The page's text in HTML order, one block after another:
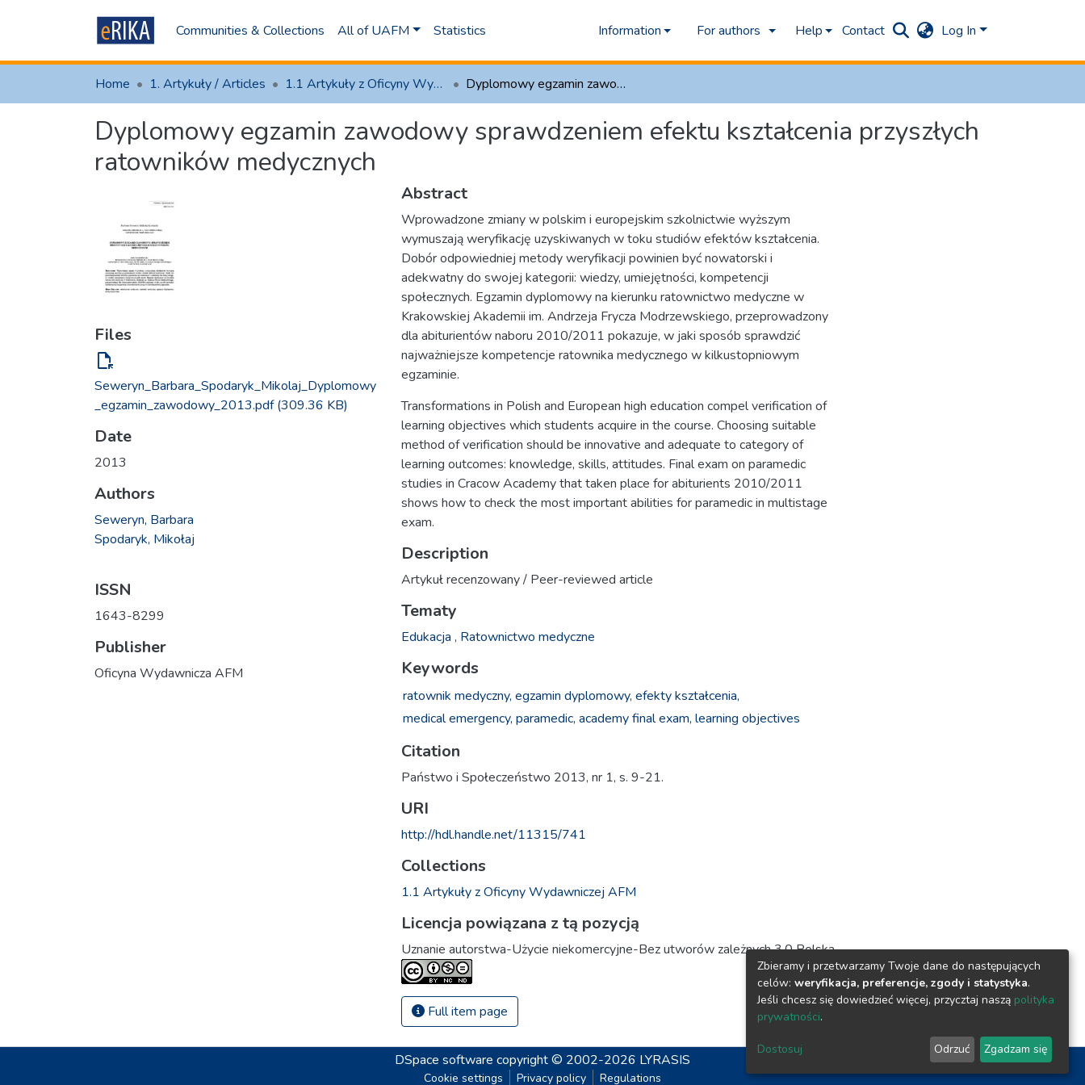
Communities & Collections All of UAFM Statistics Information For authors Help Contact Log In
Home 1. Artykuły / Articles 1.1 Artykuły z Oficyny Wydawniczej AFM Dyplomowy egzamin zawodowy sprawdzeniem efektu kształcenia przyszłych ratowników medycznych
Dyplomowy egzamin zawodowy sprawdzeniem efektu kształcenia przyszłych
ratowników medycznych
Files
file_open
Seweryn_Barbara_Spodaryk_Mikolaj_Dyplomowy
_egzamin_zawodowy_2013.pdf(309.36 KB)
Date
2013
Authors
Seweryn, Barbara
Spodaryk, Mikołaj
ISSN
1643-8299
Publisher
Oficyna Wydawnicza AFM
Abstract
Wprowadzone zmiany w polskim i europejskim szkolnictwie wyższym
wymuszają weryfikację uzyskiwanych w toku studiów efektów kształcenia.
Dobór odpowiedniej metody weryfikacji powinien być nowatorski i
adekwatny do swojej kategorii: wiedzy, umiejętności, kompetencji
społecznych. Egzamin dyplomowy na kierunku ratownictwo medyczne w
Krakowskiej Akademii im. Andrzeja Frycza Modrzewskiego, przeprowadzony
dla abiturientów naboru 2010/2011 pokazuje, w jaki sposób sprawdzić
najważniejsze kompetencje ratownika medycznego w kilkustopniowym
egzaminie.
Transformations in Polish and European high education compel verification of
learning objectives which students acquire in the course. Choosing suitable
method of verification should be innovative and adequate to category of
learning outcomes: knowledge, skills, attitudes. Final exam on paramedic
studies in Cracow Academy that taken place for abiturients 2010/2011
shows how to check the most important abilities for paramedic in multistage
exam.
Description
Artykuł recenzowany / Peer-reviewed article
Tematy
Edukacja , Ratownictwo medyczne
Keywords
ratownik medyczny, egzamin dyplomowy, efekty kształcenia,
medical emergency, paramedic, academy final exam, learning objectives
Citation
Państwo i Społeczeństwo 2013, nr 1, s. 9-21.
URI
http://hdl.handle.net/11315/741
Collections
1.1 Artykuły z Oficyny Wydawniczej AFM
Licencja powiązana z tą pozycją
Uznanie autorstwa-Użycie niekomercyjne-Bez utworów zależnych 3.0 Polska
Full item page
DSpace software copyright © 2002-2026 LYRASIS
Cookie settings Privacy policy Regulations
Zbieramy i przetwarzamy Twoje dane do następujących
celów: weryfikacja, preferencje, zgody i statystyka.
Jeśli chcesz się dowiedzieć więcej, przycztaj naszą polityka
prywatności.
Dostosuj Odrzuć Zgadzam się